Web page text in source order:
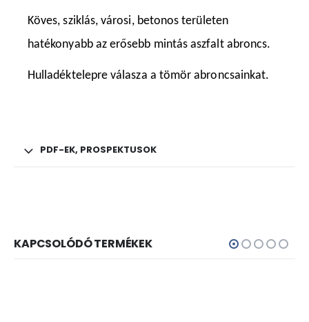
Köves, sziklás, városi, betonos területen
hatékonyabb az erősebb mintás aszfalt abroncs.
Hulladéktelepre válasza a tömör abroncsainkat.
PDF-EK, PROSPEKTUSOK
KAPCSOLÓDÓ TERMÉKEK